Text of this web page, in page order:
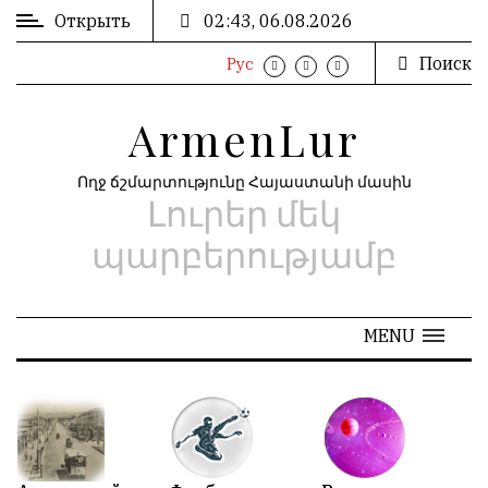
ВХОД
РЕГИСТРАЦИЯ
АРХИВ
« Май 2026
ՄՈՒՏՔ
Открыть 02:43, 06.08.2026
Рус Поиск
ArmenLur
Ողջ ճշմարտությունը Հայաստանի մասին
Լուրեր մեկ
պարբերությամբ
MENU